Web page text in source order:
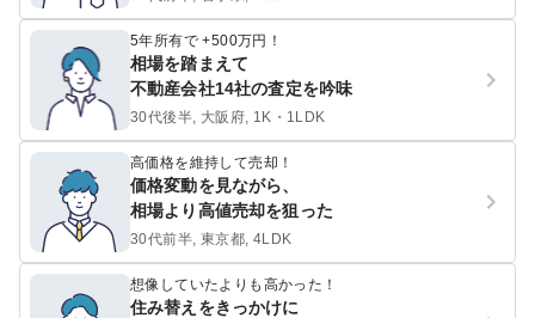
5年所有で +500万円！
相場を踏まえて
不動産会社14社の査定を吟味
30代後半, 大阪府, 1K・1LDK
高価格を維持して売却！
価格変動を見ながら、
相場より高値売却を狙った
30代前半, 東京都, 4LDK
想像していたよりも高かった！
住み替えをきっかけに